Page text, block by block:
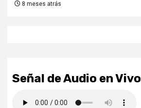
8 meses atrás
Señal de Audio en Vivo